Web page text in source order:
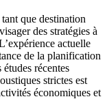
que destination
des stratégies à
actuelle
de la planification
récentes
strictes est
économiques et